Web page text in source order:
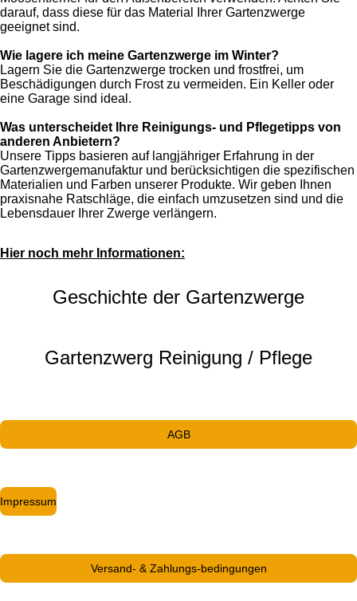
darauf, dass diese für das Material Ihrer Gartenzwerge
geeignet sind.
Wie lagere ich meine Gartenzwerge im Winter?
Lagern Sie die Gartenzwerge trocken und frostfrei, um
Beschädigungen durch Frost zu vermeiden. Ein Keller oder
eine Garage sind ideal.
Was unterscheidet Ihre Reinigungs- und Pflegetipps von
anderen Anbietern?
Unsere Tipps basieren auf langjähriger Erfahrung in der
Gartenzwergemanufaktur und berücksichtigen die spezifischen
Materialien und Farben unserer Produkte. Wir geben Ihnen
praxisnahe Ratschläge, die einfach umzusetzen sind und die
Lebensdauer Ihrer Zwerge verlängern.
Hier noch mehr Informationen:
Geschichte der Gartenzwerge
Gartenzwerg Reinigung / Pflege
AGB
Impressum
Versand- & Zahlungs-bedingungen